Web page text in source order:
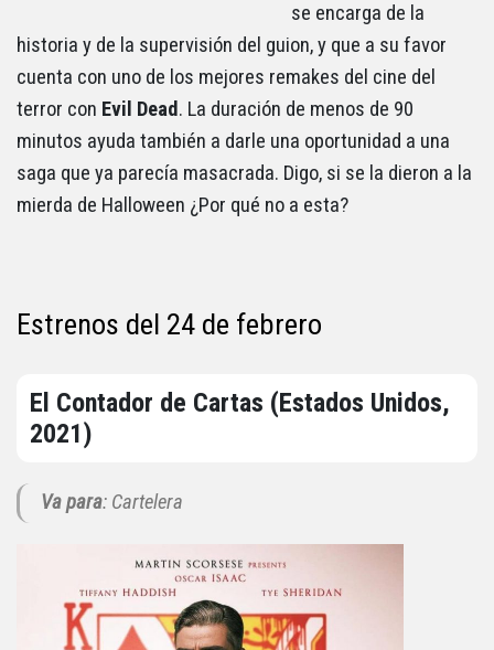
se encarga de la
historia y de la supervisión del guion, y que a su favor
cuenta con uno de los mejores remakes del cine del
terror con Evil Dead. La duración de menos de 90
minutos ayuda también a darle una oportunidad a una
saga que ya parecía masacrada. Digo, si se la dieron a la
mierda de Halloween ¿Por qué no a esta?
Estrenos del 24 de febrero
El Contador de Cartas (Estados Unidos,
2021)
Va para: Cartelera